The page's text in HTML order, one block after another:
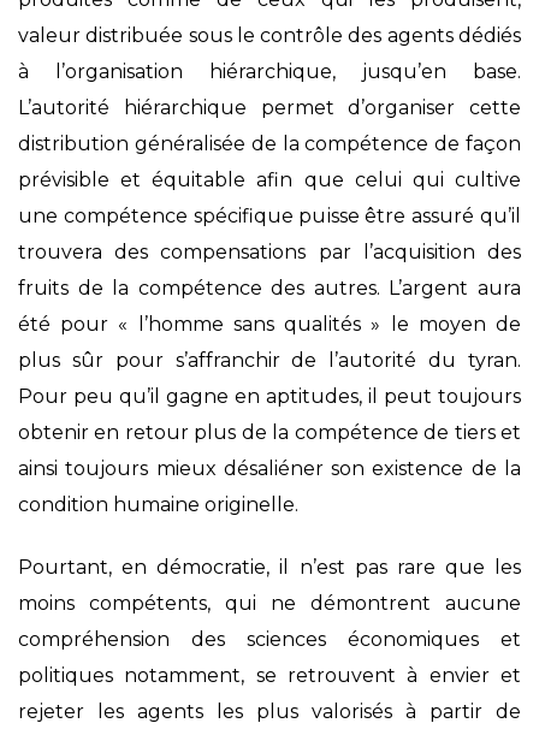
valeur distribuée sous le contrôle des agents dédiés
à l’organisation hiérarchique, jusqu’en base.
L’autorité hiérarchique permet d’organiser cette
distribution généralisée de la compétence de façon
prévisible et équitable afin que celui qui cultive
une compétence spécifique puisse être assuré qu’il
trouvera des compensations par l’acquisition des
fruits de la compétence des autres. L’argent aura
été pour « l’homme sans qualités » le moyen de
plus sûr pour s’affranchir de l’autorité du tyran.
Pour peu qu’il gagne en aptitudes, il peut toujours
obtenir en retour plus de la compétence de tiers et
ainsi toujours mieux désaliéner son existence de la
condition humaine originelle.
Pourtant, en démocratie, il n’est pas rare que les
moins compétents, qui ne démontrent aucune
compréhension des sciences économiques et
politiques notamment, se retrouvent à envier et
rejeter les agents les plus valorisés à partir de